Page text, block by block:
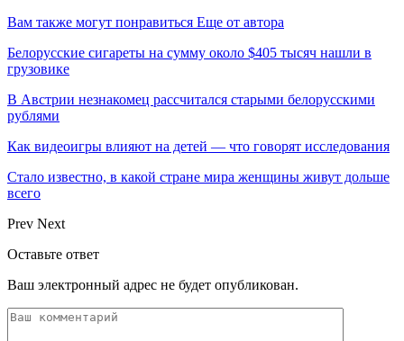
Вам также могут понравиться Еще от автора
Белорусские сигареты на сумму около $405 тысяч нашли в
грузовике
В Австрии незнакомец рассчитался старыми белорусскими
рублями
Как видеоигры влияют на детей — что говорят исследования
Стало известно, в какой стране мира женщины живут дольше
всего
Prev Next
Оставьте ответ
Ваш электронный адрес не будет опубликован.